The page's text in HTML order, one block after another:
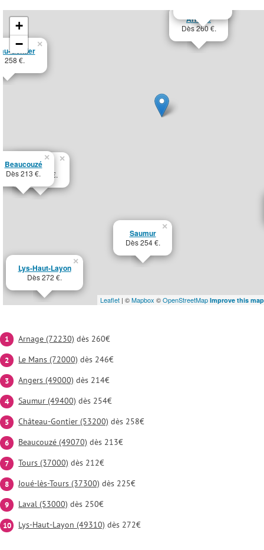
Arnage
Dès 260 €.
Angers
Dès 214 €.
×
Saumur
Dès 254 €.
×
Gontier
258 €.
×
Beaucouzé
Dès 213 €.
×
Lys-Haut-Layon
Dès 272 €.
×
+
−
Leaflet | ©Mapbox ©OpenStreetMap Improve this map
Arnage (72230) dès 260€
Le Mans (72000) dès 246€
Angers (49000) dès 214€
Saumur (49400) dès 254€
Château-Gontier (53200) dès 258€
Beaucouzé (49070) dès 213€
Tours (37000) dès 212€
Joué-lès-Tours (37300) dès 225€
Laval (53000) dès 250€
Lys-Haut-Layon (49310) dès 272€